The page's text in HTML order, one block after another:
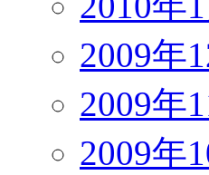
2009年
2009年
2009年